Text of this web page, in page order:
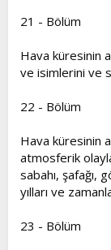
21 - Bölüm
Hava küresinin
ve isimlerini ve
22 - Bölüm
Hava küresinin
atmosferik
sabahı, şafağı,
yılları ve
23 - Bölüm